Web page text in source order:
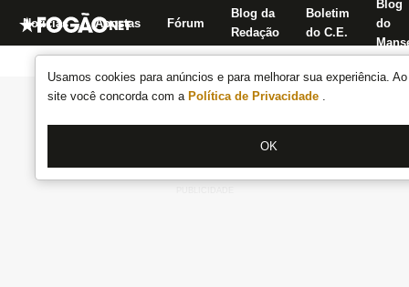
Usamos cookies para anúncios e para melhorar sua experiência.
site você concorda com a Política de Privacidade .
OK
Notícias Apostas Fórum
Blog da
Redação
Boletim
do C.E.
Blog
do